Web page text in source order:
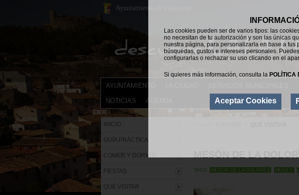
Las cookies pueden ser de varios tipos: las
no necesitan de tu autorización y son las únicas
nuestra página, para personalizarla en base a
búsquedas, gustos e intereses personales.
configurarlas o rechazar su uso clicando en el
Si quieres más información, consulta la POLÍTICA
Aceptar Cookies
TAGS: MESÓN DE LA DOLORES MUSEO
INICIO
GUÍA PRÁCTICA
COMER Y DORMIR
FIESTAS
QUÉ VISITAR
AYUNTAMIENTO
NOTICIAS AGENDA
Ayuntamiento de Calatayud